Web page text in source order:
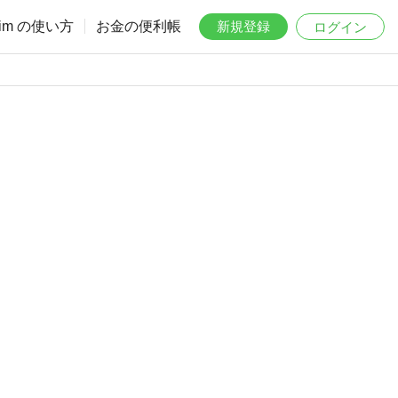
の使い方 お金の便利帳 新規登録 ログイン